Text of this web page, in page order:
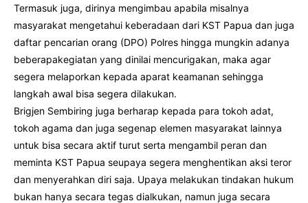
Termasuk juga, dirinya mengimbau apabila misalnya
masyarakat mengetahui keberadaan dari KST Papua dan juga
daftar pencarian orang (DPO) Polres hingga mungkin adanya
beberapakegiatan yang dinilai mencurigakan, maka agar
segera melaporkan kepada aparat keamanan sehingga
langkah awal bisa segera dilakukan.
Brigjen Sembiring juga berharap kepada para tokoh adat,
tokoh agama dan juga segenap elemen masyarakat lainnya
untuk bisa secara aktif turut serta mengambil peran dan
meminta KST Papua seupaya segera menghentikan aksi teror
dan menyerahkan diri saja. Upaya melakukan tindakan hukum
bukan hanya secara tegas dialkukan, namun juga secara